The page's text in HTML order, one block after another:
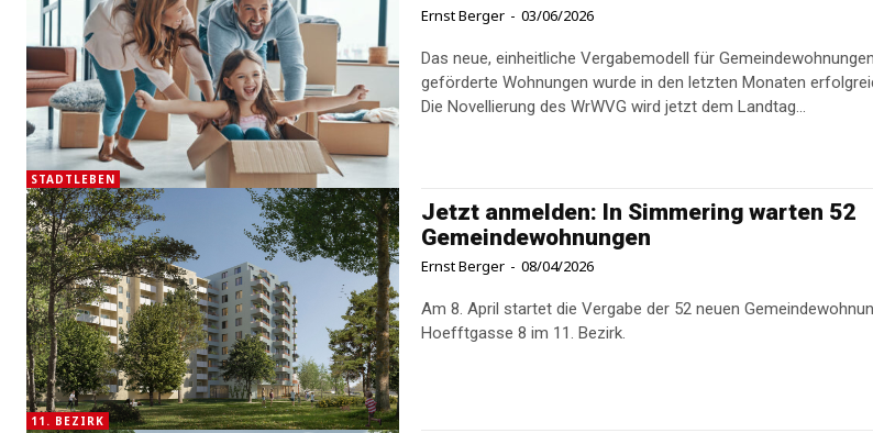
STADTLEBEN
Ernst Berger - 03/06/2026
Das neue, einheitliche Vergabemodell für
geförderte Wohnungen wurde in den letzten Monaten
Die Novellierung des WrWVG wird jetzt dem Landtag...
11. BEZIRK
Jetzt anmelden: In Simmering warten 52
Gemeindewohnungen
Ernst Berger - 08/04/2026
Am 8. April startet die Vergabe der 52 neuen
Hoefftgasse 8 im 11. Bezirk.